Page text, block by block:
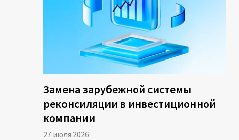
28:26 Вопросы из зала
Замена зарубежной системы
реконсиляции в инвестиционной
компании
27 июля 2026